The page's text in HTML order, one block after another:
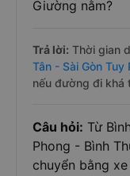
Giường nằm?
Trả lời: Thời gian
Tân - Sài Gòn Tuy
nếu đường đi khá
Câu hỏi: Từ
Phong - Bình
chuyển bằng